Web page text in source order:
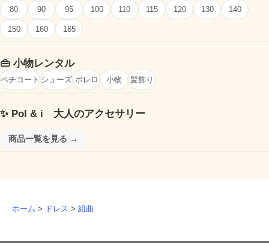
80 90 95 100 110 115 120 130 140
150 160 165
👜 小物レンタル
ペチコートシューズ ボレロ 小物 髪飾り
✨ Pol & i 大人のアクセサリー
商品一覧を見る →
ホーム > ドレス > 組曲